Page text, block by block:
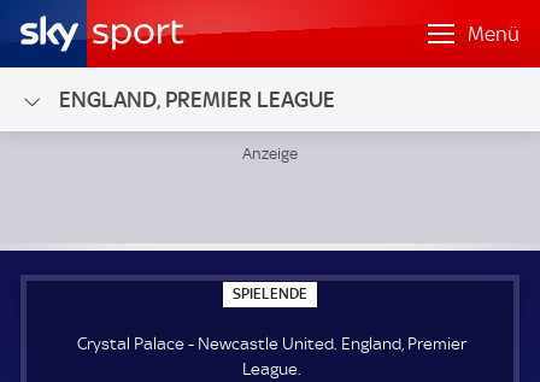
Menü
ENGLAND, PREMIER LEAGUE
SPIELENDE
P
E
Crystal Palace - Newcastle United. England, Premier
League.